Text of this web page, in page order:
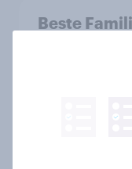
Beste
Balea ist
Mover im